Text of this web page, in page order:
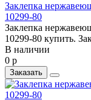
Заклепка
10299-80
Заклепка
10299-80 купить.
В наличии
0 р
Заказать